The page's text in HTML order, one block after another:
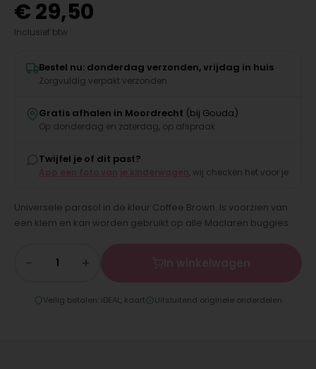
€29,50
Inclusief btw
Bestel nu: donderdag verzonden, vrijdag in huis
Zorgvuldig verpakt verzonden
Gratis afhalen in Moordrecht (bij Gouda)
Op donderdag en zaterdag, op afspraak
Twijfel je of dit past?
, wij checken het voor je
Universele parasol in de kleur Coffee Brown. Is voorzien van
een klem en kan worden gebruikt op alle Maclaren buggies.
− +
Veilig betalen: iDEAL, kaart Uitsluitend originele onderdelen